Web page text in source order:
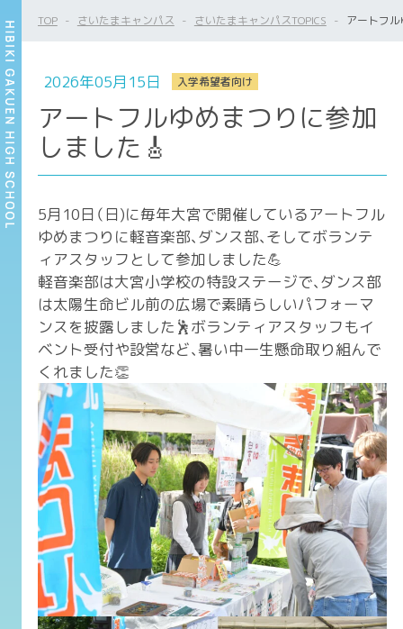
TOP さいたまキャンパス さいたまキャンパスTOPICS アートフ
2026年05月15日 入学希望者向け
アートフルゆめまつりに参加
しました🎸
5月10日（日)に毎年大宮で開催しているアートフル
ゆめまつりに軽音楽部、ダンス部、そしてボランテ
ィアスタッフとして参加しました💪
軽音楽部は大宮小学校の特設ステージで、ダンス部
は太陽生命ビル前の広場で素晴らしいパフォーマ
ンスを披露しました🕺ボランティアスタッフもイ
ベント受付や設営など、暑い中一生懸命取り組んで
くれました👏